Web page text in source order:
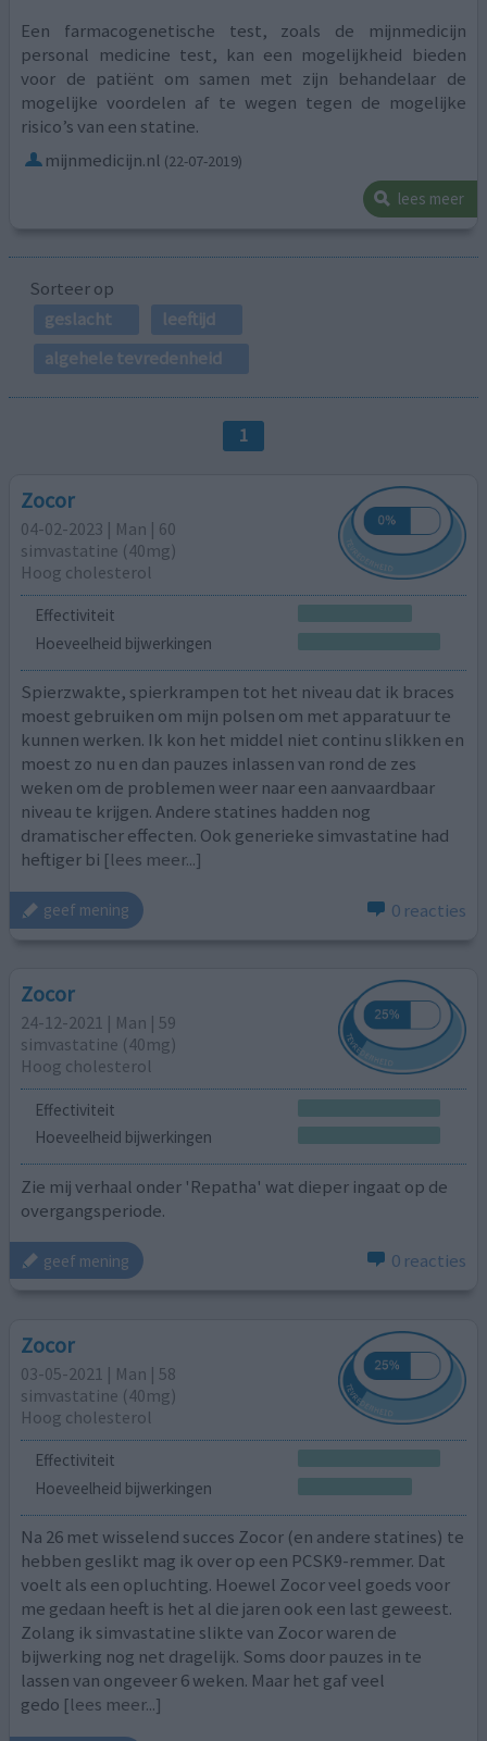
Een farmacogenetische test, zoals de mijnmedicijn
personal medicine test, kan een mogelijkheid bieden
voor de patiënt om samen met zijn behandelaar de
mogelijke voordelen af te wegen tegen de mogelijke
risico’s van een statine.
mijnmedicijn.nl (22-07-2019)
lees meer
Sorteer op
geslacht
leeftijd
algehele tevredenheid
1
Zocor
04-02-2023 | Man | 60
simvastatine (40mg)
Hoog cholesterol
Effectiviteit
Hoeveelheid bijwerkingen
Spierzwakte, spierkrampen tot het niveau dat ik braces
moest gebruiken om mijn polsen om met apparatuur te
kunnen werken. Ik kon het middel niet continu slikken en
moest zo nu en dan pauzes inlassen van rond de zes
weken om de problemen weer naar een aanvaardbaar
niveau te krijgen. Andere statines hadden nog
dramatischer effecten. Ook generieke simvastatine had
heftiger bi [lees meer...]
geef mening 0 reacties
Zocor
24-12-2021 | Man | 59
simvastatine (40mg)
Hoog cholesterol
Effectiviteit
Hoeveelheid bijwerkingen
Zie mij verhaal onder 'Repatha' wat dieper ingaat op de
overgangsperiode.
geef mening 0 reacties
Zocor
03-05-2021 | Man | 58
simvastatine (40mg)
Hoog cholesterol
Effectiviteit
Hoeveelheid bijwerkingen
Na 26 met wisselend succes Zocor (en andere statines) te
hebben geslikt mag ik over op een PCSK9-remmer. Dat
voelt als een opluchting. Hoewel Zocor veel goeds voor
me gedaan heeft is het al die jaren ook een last geweest.
Zolang ik simvastatine slikte van Zocor waren de
bijwerking nog net dragelijk. Soms door pauzes in te
lassen van ongeveer 6 weken. Maar het gaf veel
gedo [lees meer...]